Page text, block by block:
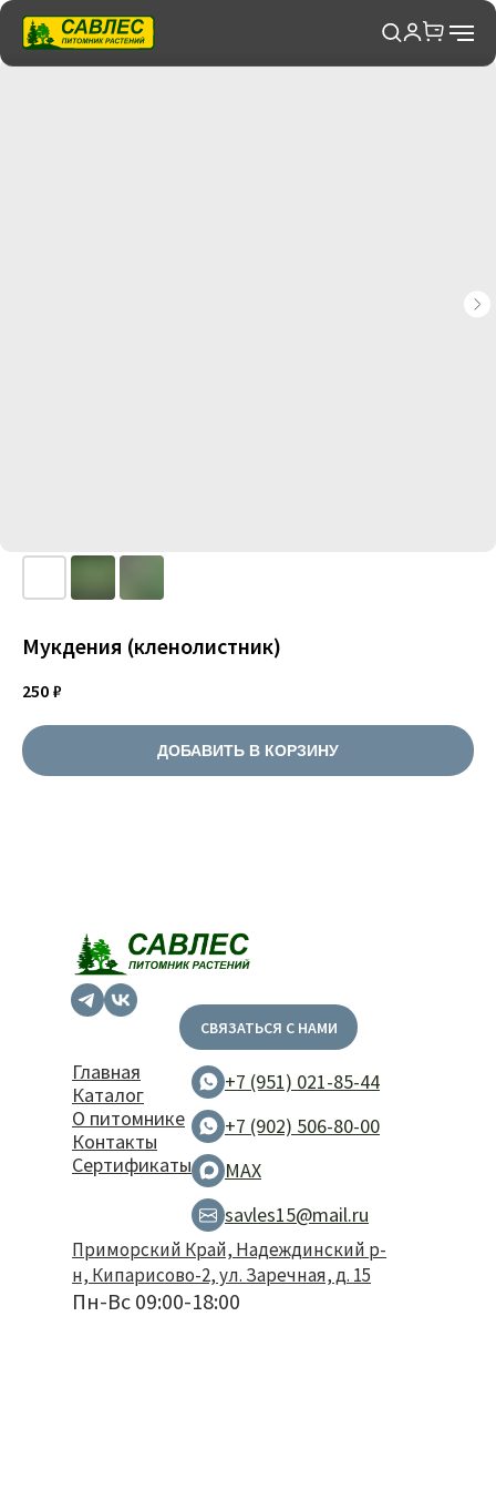
Мукдения (кленолистник)
250 ₽
ДОБАВИТЬ В КОРЗИНУ
Главная
Каталог
О питомнике
Контакты
Сертификаты
+7 (951) 021-85-44
+7 (902) 506-80-00
MAX
savles15@mail.ru
Приморский Край, Надеждинский р-
н, Кипарисово-2, ул. Заречная, д. 15
Пн-Вс 09:00-18:00
СВЯЗАТЬСЯ С НАМИ